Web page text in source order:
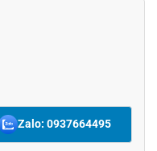
Zalo: 0937664495